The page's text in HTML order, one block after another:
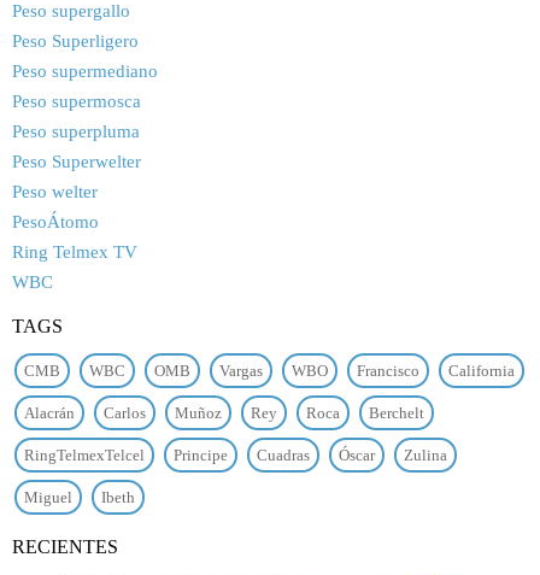
Peso supergallo
Peso Superligero
Peso supermediano
Peso supermosca
Peso superpluma
Peso Superwelter
Peso welter
PesoÁtomo
Ring Telmex TV
WBC
TAGS
CMB WBC OMB Vargas WBO Francisco California
Alacrán Carlos Muñoz Rey Roca Berchelt
RingTelmexTelcel Principe Cuadras Óscar Zulina
Miguel Ibeth
RECIENTES